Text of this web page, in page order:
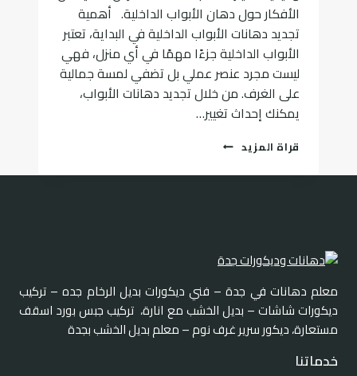
الأفكار حول دهان الأبواب الداخلية. أهمية
تجديد دهانات الأبواب الداخلية في البداية، تعتبر
الأبواب الداخلية جزءًا مهمًا في أي منزل، فهي
ليست مجرد عنصر عملي بل تضفي لمسة جمالية
على الغرف. من خلال تجديد دهانات الأبواب،
يمكنك إحداث تغيير…
قراة المزيد معلم
ابواب
معلم دهانات في جدة – فني ديكورات بديل الرخام جده – تركيب
ديكورات شاشات – بديل الخشب مع انارة، تركيب جبس بورد اسقف
مستعارة، ديكور سرير غرف نوم – معلم بديل الخشب بجدة
خدماتنا